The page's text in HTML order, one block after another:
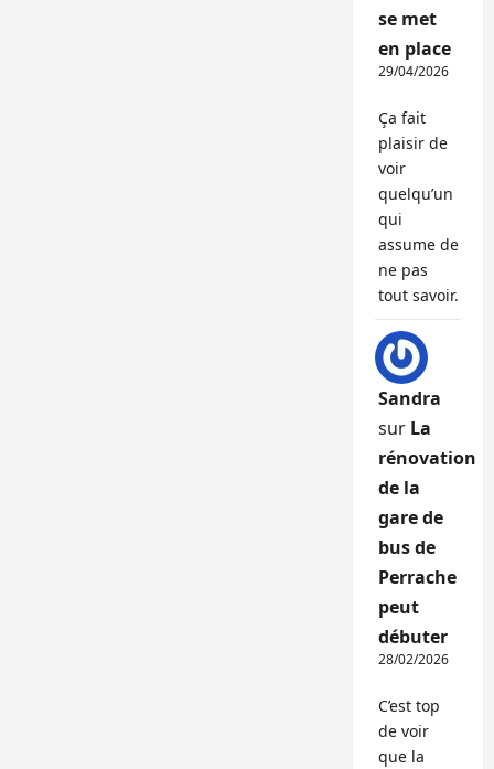
se met
en place
29/04/2026
Ça fait
plaisir de
voir
quelqu’un
qui
assume de
ne pas
tout savoir.
Sandra
sur La
rénovation
de la
gare de
bus de
Perrache
peut
débuter
28/02/2026
C’est top
de voir
que la